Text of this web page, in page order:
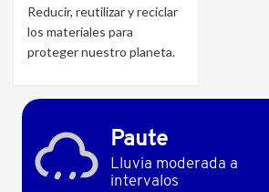
Reducir, reutilizar y reciclar
los materiales para
proteger nuestro planeta.
Paute
Lluvia moderada a
intervalos